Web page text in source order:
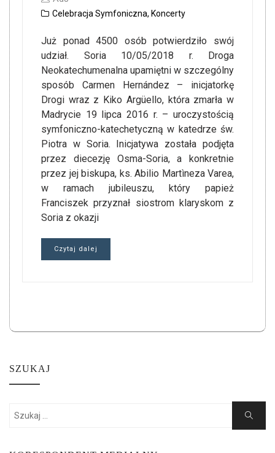
Celebracja Symfoniczna, Koncerty
Już ponad 4500 osób potwierdziło swój
udział. Soria 10/05/2018 r. Droga
Neokatechumenalna upamiętni w szczególny
sposób Carmen Hernández – inicjatorkę
Drogi wraz z Kiko Argüello, która zmarła w
Madrycie 19 lipca 2016 r. – uroczystością
symfoniczno-katechetyczną w katedrze św.
Piotra w Soria. Inicjatywa została podjęta
przez diecezję Osma-Soria, a konkretnie
przez jej biskupa, ks. Abilio Martìneza Varea,
w ramach jubileuszu, który papież
Franciszek przyznał siostrom klaryskom z
Soria z okazji
Czytaj dalej
SZUKAJ
Search
Search